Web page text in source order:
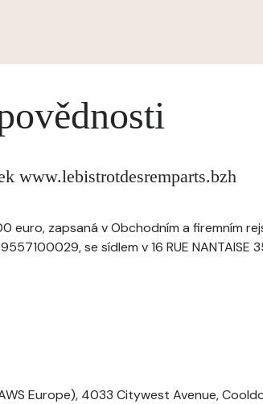
www.lebistrotdesremparts.bzh
euro, zapsaná v Obchodním a firemním
se sídlem v 16 RUE NANTAISE
Europe), 4033 Citywest Avenue,